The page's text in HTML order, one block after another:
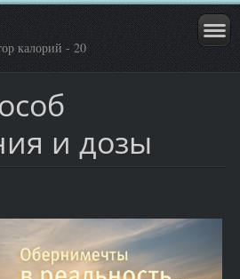
калорий - 20
и дозы